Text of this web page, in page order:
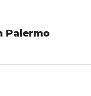
Palermo